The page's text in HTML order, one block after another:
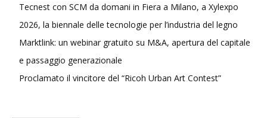
Tecnest con SCM da domani in Fiera a Milano, a Xylexpo
2026, la biennale delle tecnologie per l’industria del legno
Marktlink: un webinar gratuito su M&A, apertura del capitale
e passaggio generazionale
Proclamato il vincitore del “Ricoh Urban Art Contest”